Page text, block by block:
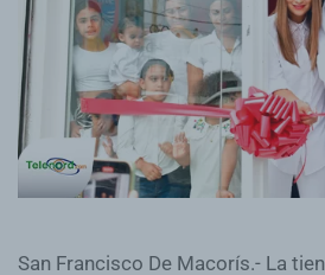
San Francisco De Macorís.- La